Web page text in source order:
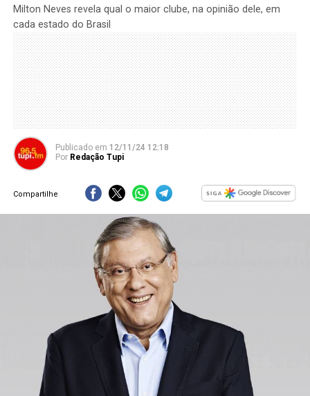
Milton Neves revela qual o maior clube, na opinião dele, em
cada estado do Brasil
Publicado em 12/11/24 12:18
Por Redação Tupi
Compartilhe